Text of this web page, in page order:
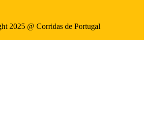
2025 @ Corridas de Portugal